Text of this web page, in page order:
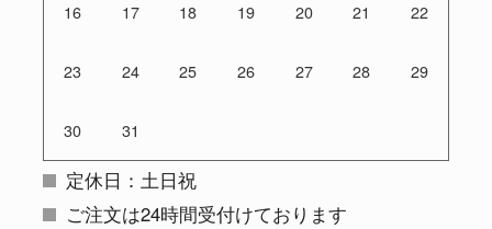
16 17 18 19 20 21 22
23 24 25 26 27 28 29
30 31
定休日：土日祝
ご注文は24時間受付けております